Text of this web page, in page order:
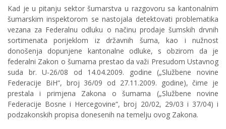
Kad je u pitanju sektor šumarstva u razgovoru sa kantonalnim
šumarskim inspektorom se nastojala detektovati problematika
vezana za Federalnu odluku o načinu prodaje šumskih drvnih
sortimenata porijeklom iz državnih šuma, kao i nužnost
donošenja dopunjene kantonalne odluke, s obzirom da je
federalni Zakon o šumama prestao da važi Presudom Ustavnog
suda br. U-26/08 od 14.04.2009. godine („Službene novine
Federacije BiH“, broj 36/09 od 27.11.2009. godine), čime je
prestala i primjena Zakona o šumama („Službene novine
Federacije Bosne i Hercegovine“, broj 20/02, 29/03 i 37/04) i
podzakonskih propisa donesenih na temelju ovog Zakona.